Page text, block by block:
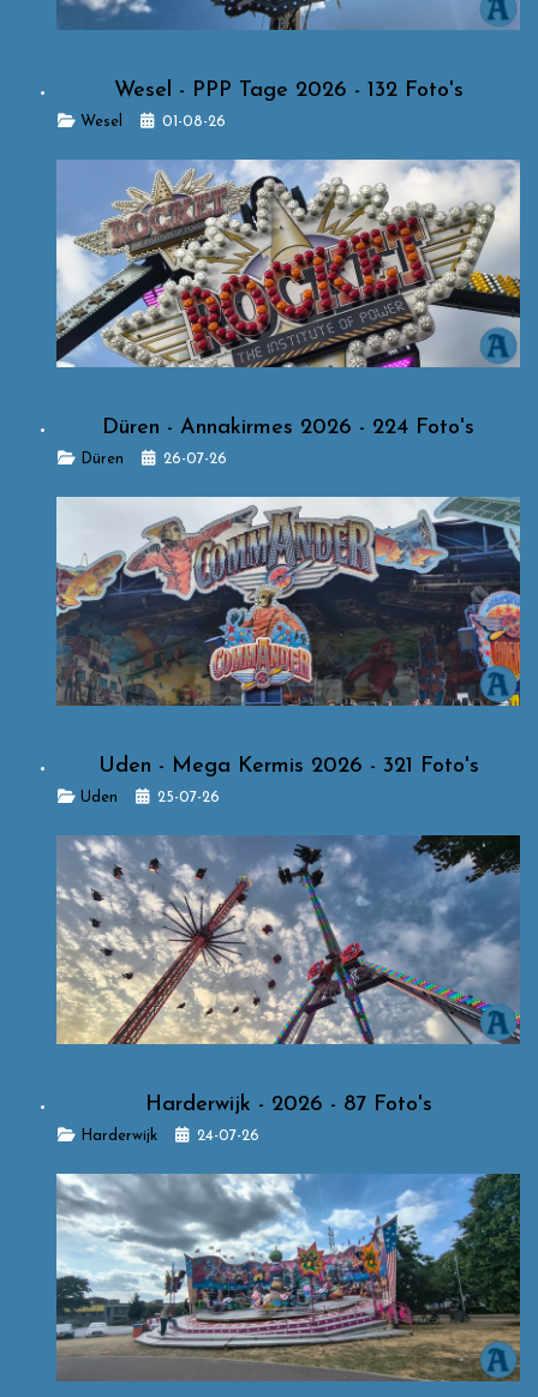
Wesel - PPP Tage 2026 - 132 Foto's
Details
Wesel 01-08-26
Düren - Annakirmes 2026 - 224 Foto's
Details
Düren 26-07-26
Uden - Mega Kermis 2026 - 321 Foto's
Details
Uden 25-07-26
Harderwijk - 2026 - 87 Foto's
DetailsHarderwijk 24-07-26